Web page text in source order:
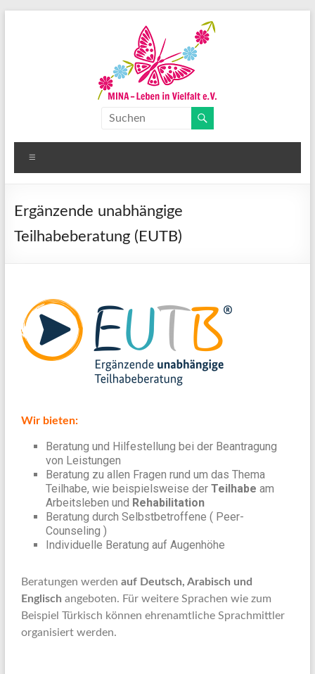
Ergänzende unabhängige
Teilhabeberatung (EUTB)
Wir bieten:
Beratung und Hilfestellung bei der Beantragung
von Leistungen
Beratung zu allen Fragen rund um das Thema
Teilhabe, wie beispielsweise der Teilhabe am
Arbeitsleben und Rehabilitation
Beratung durch Selbstbetroffene ( Peer-
Counseling )
Individuelle Beratung auf Augenhöhe
Beratungen werden auf Deutsch, Arabisch und
Englisch angeboten. Für weitere Sprachen wie zum
Beispiel Türkisch können ehrenamtliche Sprachmittler
organisiert werden.